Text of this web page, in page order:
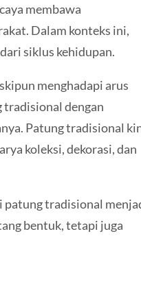
membawa
Dalam konteks ini,
siklus kehidupan.
menghadapi arus
tradisional dengan
Patung tradisional
koleksi, dekorasi, dan
patung tradisional
bentuk, tetapi juga